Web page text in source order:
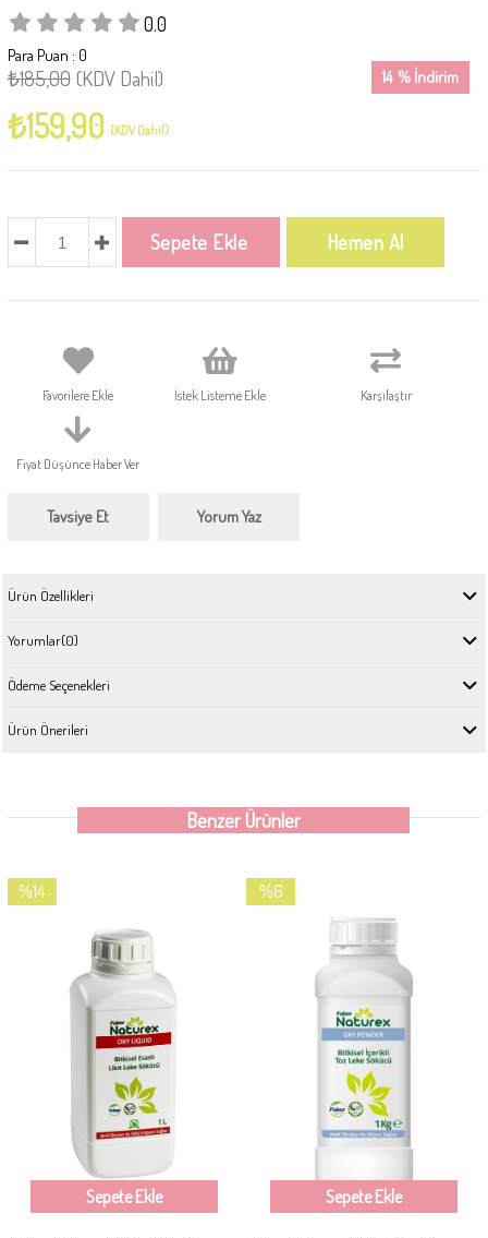
0.0
Para Puan : 0
%
14 İndirim
₺185,00 (KDV Dahil)
₺159,90 (KDV Dahil)
Favorilere Ekle İstek Listeme Ekle Karşılaştır
Fiyat Düşünce Haber Ver
Tavsiye Et Yorum Yaz
Ürün Özellikleri
Yorumlar(0)
Ödeme Seçenekleri
Ürün Önerileri
Benzer Ürünler
Sepete Ekle
%14
Sepete Ekle
%6